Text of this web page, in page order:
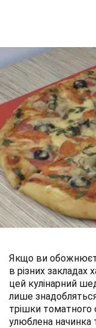
Якщо ви
в різних закладах
цей кулінарний
лише
трішки томатного
улюблена начинка